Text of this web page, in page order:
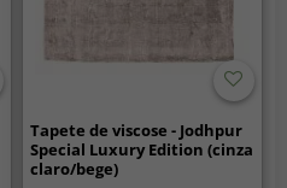
Tapete de viscose - Jodhpur
Special Luxury Edition (cinza
claro/bege)